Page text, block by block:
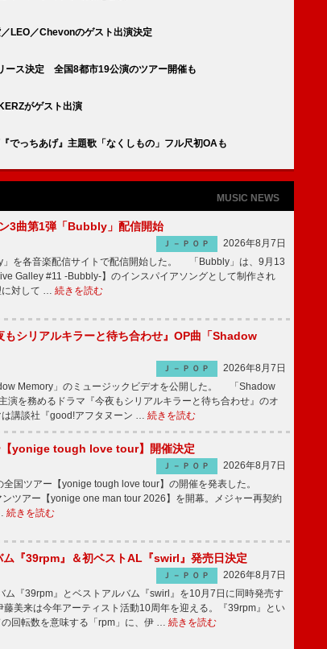
LEO／Chevonのゲスト出演決定
ース決定 全国8都市19公演のツアー開催も
がゲスト出演
でっちあげ』主題歌「なくしもの」フル尺初OAも
MUSIC NEWS
3曲第1弾「Bubbly」配信開始
Ｊ－ＰＯＰ
2026年8月7日
を各音楽配信サイトで配信開始した。 「Bubbly」は、9月13
Galley #11 -Bubbly-】のインスパイアソングとして制作され
に対して … 続きを読む
もシリアルキラーと待ち合わせ』OP曲「Shadow
Ｊ－ＰＯＰ
2026年8月7日
Memory」のミュージックビデオを公開した。 「Shadow
演を務めるドラマ『今夜もシリアルキラーと待ち合わせ』のオ
講談社『good!アフタヌーン … 続きを読む
yonige tough love tour】開催決定
Ｊ－ＰＯＰ
2026年8月7日
国ツアー【yonige tough love tour】の開催を発表した。
ツアー【yonige one man tour 2026】を開幕。メジャー再契約
続きを読む
『39rpm』＆初ベストAL『swirl』発売日決定
Ｊ－ＰＯＰ
2026年8月7日
『39rpm』とベストアルバム『swirl』を10月7日に同時発売す
美来は今年アーティスト活動10周年を迎える。『39rpm』とい
回転数を意味する「rpm」に、伊 … 続きを読む